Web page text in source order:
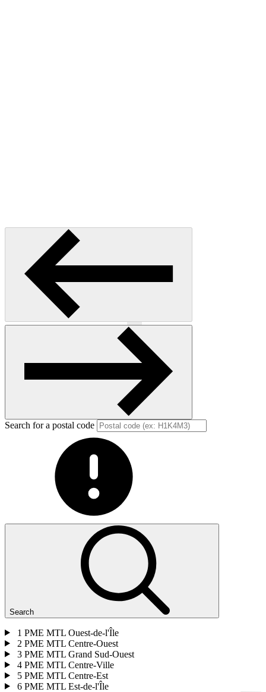
Previous
Search for a postal code
Search
1 PME MTL Ouest-de-l'Île
2 PME MTL Centre-Ouest
3 PME MTL Grand Sud-Ouest
4 PME MTL Centre-Ville
5 PME MTL Centre-Est
6 PME MTL Est-de-l'Île